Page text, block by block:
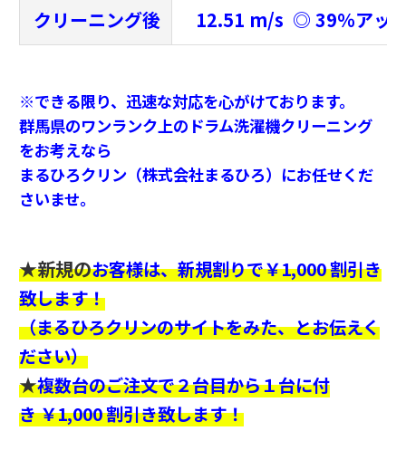
クリーニング後 12.51 m/s ◎ 39％アッ
※できる限り、迅速な対応を心がけております。
群馬県のワンランク上のドラム洗濯機クリーニング
をお考えなら
まるひろクリン（株式会社まるひろ）にお任せくだ
さいませ。
★新規のお客様は、新規割りで￥1,000 割引き
致します！
（まるひろクリンのサイトをみた、とお伝えく
ださい）
★複数台のご注文で２台目から１台に付
き ￥1,000 割引き致します！